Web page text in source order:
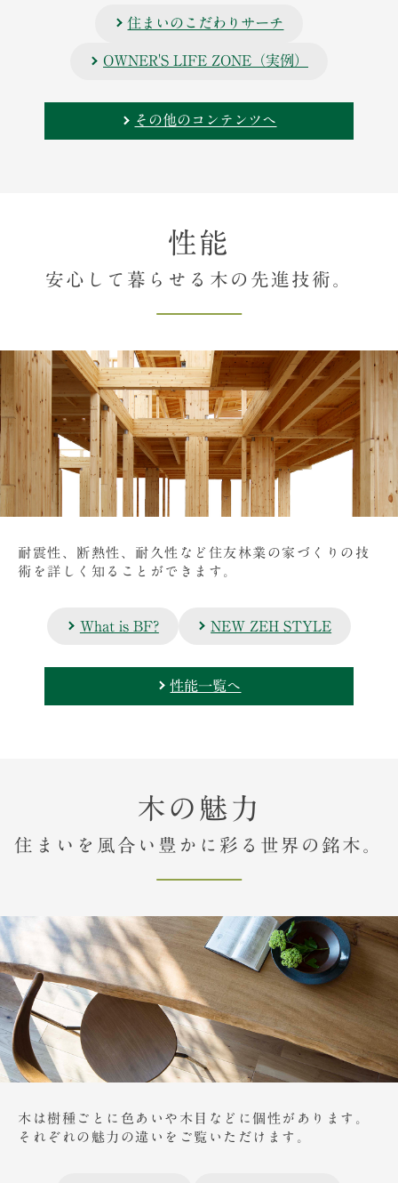
住まいのこだわりサーチ
OWNER'S LIFE ZONE（実例）
その他のコンテンツへ
性能
安心して暮らせる木の先進技術。
耐震性、断熱性、耐久性など住友林業の家づくりの技
術を詳しく知ることができます。
What is BF? NEW ZEH STYLE
性能一覧へ
木の魅力
住まいを風合い豊かに彩る世界の銘木。
木は樹種ごとに色あいや木目などに個性があります。
それぞれの魅力の違いをご覧いただけます。